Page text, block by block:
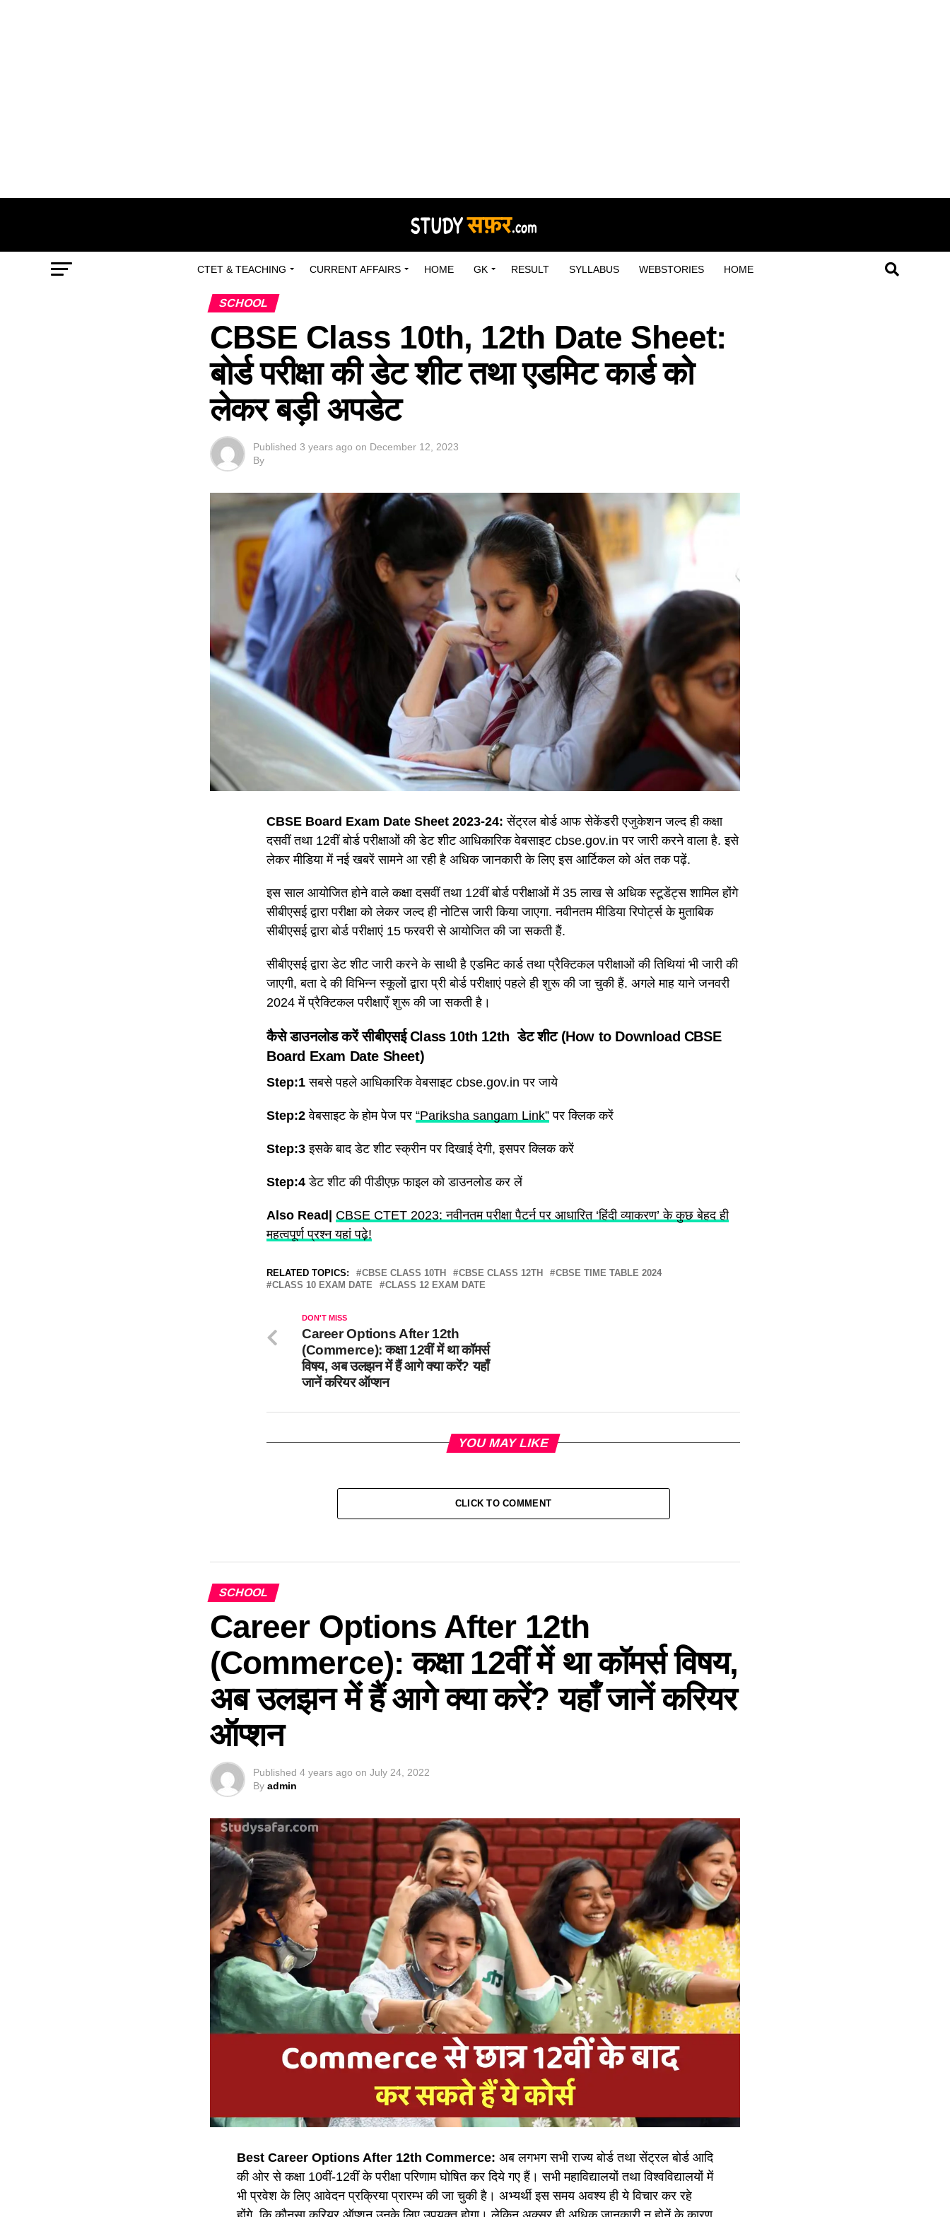
CTET & TEACHING CURRENT AFFAIRS HOME GK RESULT SYLLABUS WEBSTORIES HOME
SCHOOL
CBSE Class 10th, 12th Date Sheet:
बोर्ड परीक्षा की डेट शीट तथा एडमिट कार्ड को
लेकर बड़ी अपडेट
Published 3 years ago on December 12, 2023
By
CBSE Board Exam Date Sheet 2023-24: सेंट्रल बोर्ड आफ सेकेंडरी एजुकेशन जल्द ही कक्षा
दसवीं तथा 12वीं बोर्ड परीक्षाओं की डेट शीट आधिकारिक वेबसाइट cbse.gov.in पर जारी करने वाला है. इसे
लेकर मीडिया में नई खबरें सामने आ रही है अधिक जानकारी के लिए इस आर्टिकल को अंत तक पढ़ें.
इस साल आयोजित होने वाले कक्षा दसवीं तथा 12वीं बोर्ड परीक्षाओं में 35 लाख से अधिक स्टूडेंट्स शामिल होंगे
सीबीएसई द्वारा परीक्षा को लेकर जल्द ही नोटिस जारी किया जाएगा. नवीनतम मीडिया रिपोर्ट्स के मुताबिक
सीबीएसई द्वारा बोर्ड परीक्षाएं 15 फरवरी से आयोजित की जा सकती हैं.
सीबीएसई द्वारा डेट शीट जारी करने के साथी है एडमिट कार्ड तथा प्रैक्टिकल परीक्षाओं की तिथियां भी जारी की
जाएगी, बता दे की विभिन्न स्कूलों द्वारा प्री बोर्ड परीक्षाएं पहले ही शुरू की जा चुकी हैं. अगले माह याने जनवरी
2024 में प्रैक्टिकल परीक्षाएँ शुरू की जा सकती है।
कैसे डाउनलोड करें सीबीएसई Class 10th 12th डेट शीट (How to Download CBSE
Board Exam Date Sheet)
Step:1सबसे पहले आधिकारिक वेबसाइट cbse.gov.in पर जाये
Step:2 वेबसाइट के होम पेज पर “Pariksha sangam Link” पर क्लिक करें
Step:3इसके बाद डेट शीट स्क्रीन पर दिखाई देगी, इसपर क्लिक करें
Step:4 डेट शीट की पीडीएफ़ फाइल को डाउनलोड कर लें
Also Read| CBSE CTET 2023: नवीनतम परीक्षा पैटर्न पर आधारित ‘हिंदी व्याकरण’ के कुछ बेहद ही
महत्वपूर्ण प्रश्न यहां पढ़े!
RELATED TOPICS: CBSE CLASS 10TH CBSE CLASS 12TH
CBSE TIME TABLE 2024
CLASS 10 EXAM DATE
CLASS 12 EXAM DATE
DON'T MISS
Career Options After 12th
(Commerce): कक्षा 12वीं में था कॉमर्स
विषय, अब उलझन में हैं आगे क्या करें? यहाँ
जानें करियर ऑप्शन
YOU MAY LIKE
CLICK TO COMMENT
SCHOOL
Career Options After 12th
(Commerce): कक्षा 12वीं में था कॉमर्स विषय,
अब उलझन में हैं आगे क्या करें? यहाँ जानें करियर
ऑप्शन
Published 4 years ago on July 24, 2022
By admin
Best Career Options After 12th Commerce: अब लगभग सभी राज्य बोर्ड तथा सेंट्रल बोर्ड आदि
की ओर से कक्षा 10वीं-12वीं के परीक्षा परिणाम घोषित कर दिये गए हैं। सभी महाविद्यालयों तथा विश्वविद्यालयों में
भी प्रवेश के लिए आवेदन प्रक्रिया प्रारम्भ की जा चुकी है। अभ्यर्थी इस समय अवश्य ही ये विचार कर रहे